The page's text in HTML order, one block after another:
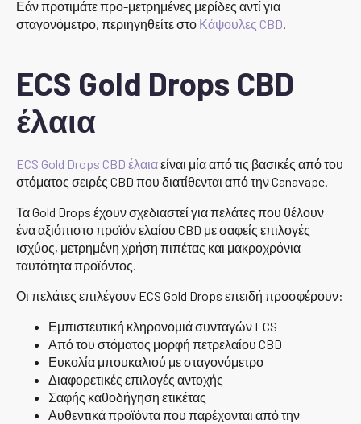
Εάν προτιμάτε προ-μετρημένες μερίδες αντί για
σταγονόμετρο, περιηγηθείτε στο Κάψουλες CBD.
ECS Gold Drops CBD
έλαια
ECS Gold Drops CBD έλαιαείναι μία από τις βασικές από του
στόματος σειρές CBD που διατίθενται από την Canavape.
Τα Gold Drops έχουν σχεδιαστεί για πελάτες που θέλουν
ένα αξιόπιστο προϊόν ελαίου CBD με σαφείς επιλογές
ισχύος, μετρημένη χρήση πιπέτας και μακροχρόνια
ταυτότητα προϊόντος.
Οι πελάτες επιλέγουν ECS Gold Drops επειδή προσφέρουν:
Εμπιστευτική κληρονομιά συνταγών ECS
Από του στόματος μορφή πετρελαίου CBD
Ευκολία μπουκαλιού με σταγονόμετρο
Διαφορετικές επιλογές αντοχής
Σαφής καθοδήγηση ετικέτας
Αυθεντικά προϊόντα που παρέχονται από την